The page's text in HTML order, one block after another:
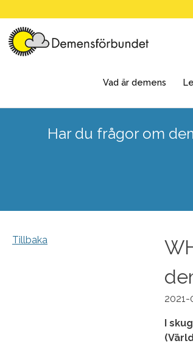
to
content
Vad är demens
Har du frågor om
Tillbaka
I